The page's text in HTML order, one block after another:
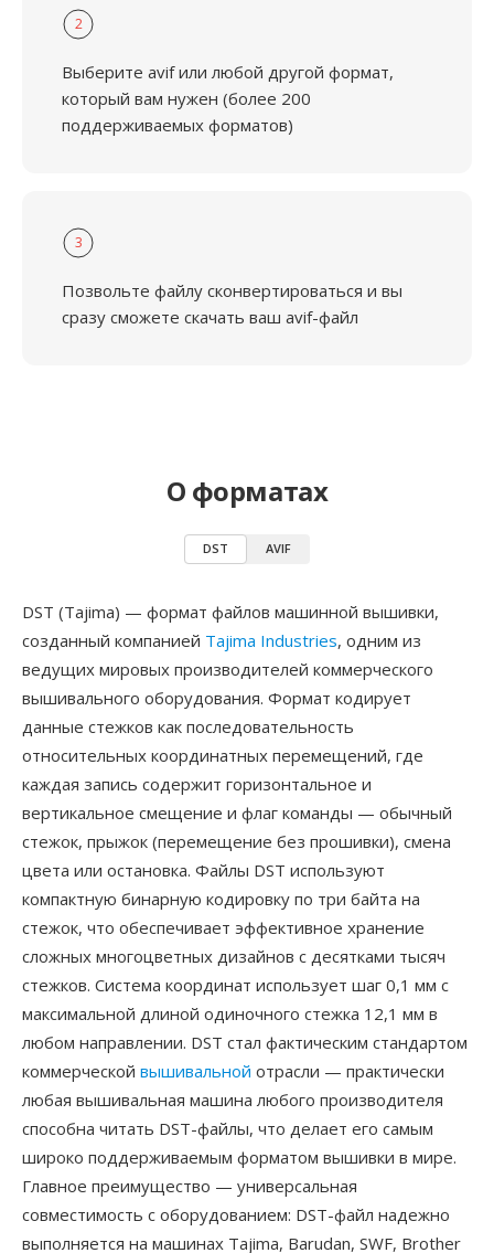
2
Выберите avif или любой другой формат,
который вам нужен (более 200
поддерживаемых форматов)
3
Позвольте файлу сконвертироваться и вы
сразу сможете скачать ваш avif-файл
О форматах
DST AVIF
DST (Tajima) — формат файлов машинной вышивки,
созданный компанией Tajima Industries, одним из
ведущих мировых производителей коммерческого
вышивального оборудования. Формат кодирует
данные стежков как последовательность
относительных координатных перемещений, где
каждая запись содержит горизонтальное и
вертикальное смещение и флаг команды — обычный
стежок, прыжок (перемещение без прошивки), смена
цвета или остановка. Файлы DST используют
компактную бинарную кодировку по три байта на
стежок, что обеспечивает эффективное хранение
сложных многоцветных дизайнов с десятками тысяч
стежков. Система координат использует шаг 0,1 мм с
максимальной длиной одиночного стежка 12,1 мм в
любом направлении. DST стал фактическим стандартом
коммерческой вышивальной отрасли — практически
любая вышивальная машина любого производителя
способна читать DST-файлы, что делает его самым
широко поддерживаемым форматом вышивки в мире.
Главное преимущество — универсальная
совместимость с оборудованием: DST-файл надежно
выполняется на машинах Tajima, Barudan, SWF, Brother